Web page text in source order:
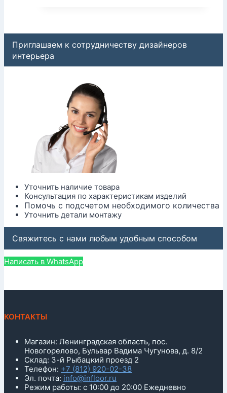
Приглашаем к сотрудничеству дизайнеров
интерьера
Уточнить наличие товара
Консультация по характеристикам изделий
Помочь с подсчетом необходимого количества
Уточнить детали монтажу
Свяжитесь с нами любым удобным способом
Написать в WhatsApp
КОНТАКТЫ
Магазин: Ленинградская область, пос.
Новогорелово, Бульвар Вадима Чугунова, д. 8/2
Склад: 3-й Рыбацкий проезд 2
Телефон: +7 (812) 920-02-38
Эл. почта: info@infloor.ru
Режим работы: с 10:00 до 20:00 Ежедневно